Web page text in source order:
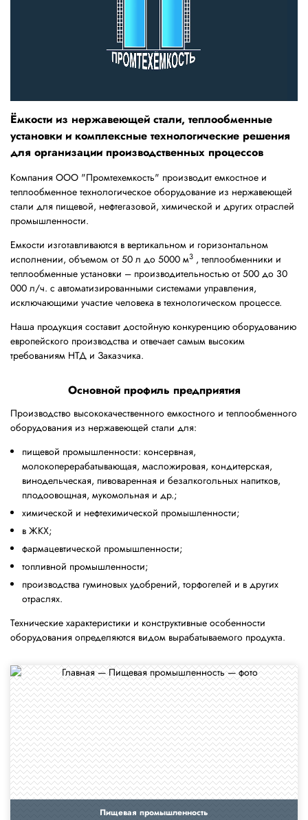
Ёмкости из нержавеющей стали, теплообменные
установки и комплексные технологические решения
для организации производственных процессов
Компания ООО "Промтехемкость" производит емкостное и
теплообменное технологическое оборудование из нержавеющей
стали для пищевой, нефтегазовой, химической и других отраслей
промышленности.
Емкости изготавливаются в вертикальном и горизонтальном
исполнении, объемом от 50 л до 5000 м3 , теплообменники и
теплообменные установки – производительностью от 500 до 30
000 л/ч. с автоматизированными системами управления,
исключающими участие человека в технологическом процессе.
Наша продукция составит достойную конкуренцию оборудованию
европейского производства и отвечает самым высоким
требованиям НТД и Заказчика.
Основной профиль предприятия
Производство высококачественного емкостного и теплообменного
оборудования из нержавеющей стали для:
пищевой промышленности: консервная,
молокоперерабатывающая, масложировая, кондитерская,
винодельческая, пивоваренная и безалкогольных напитков,
плодоовощная, мукомольная и др.;
химической и нефтехимической промышленности;
в ЖКХ;
фармацевтической промышленности;
топливной промышленности;
производства гуминовых удобрений, торфогелей и в других
отраслях.
Технические характеристики и конструктивные особенности
оборудования определяются видом вырабатываемого продукта.
Пищевая промышленность